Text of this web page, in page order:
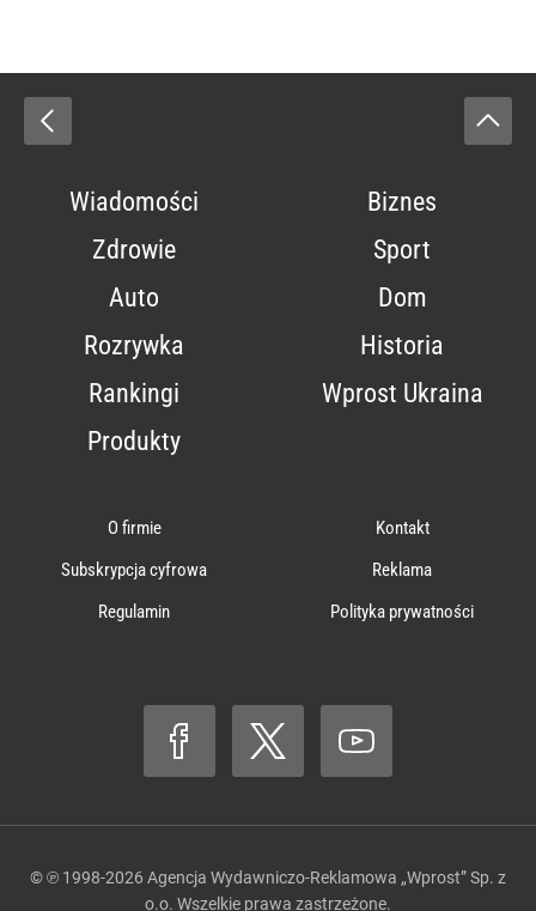
Wiadomości
Biznes
Zdrowie
Sport
Auto
Dom
Rozrywka
Historia
Rankingi
Wprost Ukraina
Produkty
O firmie
Kontakt
Subskrypcja cyfrowa
Reklama
Regulamin
Polityka prywatności
© ℗ 1998-2026 Agencja Wydawniczo-Reklamowa „Wprost” Sp. z
o.o. Wszelkie prawa zastrzeżone.